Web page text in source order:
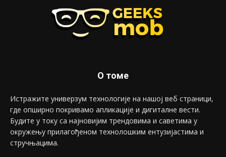
О томе
Истражите универзум технологије на нашој веб страници,
где опширно покривамо апликације и дигиталне вести.
Будите у току са најновијим трендовима и саветима у
окружењу прилагођеном технолошким ентузијастима и
стручњацима.